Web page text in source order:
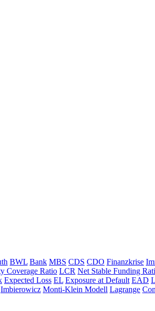
BWL Bank MBS CDS CDO Finanzkrise
Coverage Ratio LCR Net Stable Funding
Expected Loss EL Exposure at Default EAD
Imbierowicz Monti-Klein Modell Lagrange